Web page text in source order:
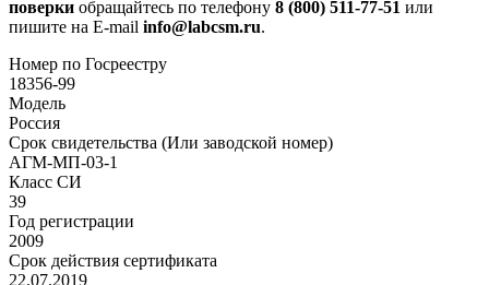
поверки обращайтесь по телефону 8 (800) 511-77-51 или
пишите на E-mail info@labcsm.ru.
Номер по Госреестру
18356-99
Модель
Россия
Срок свидетельства (Или заводской номер)
АГМ-МП-03-1
Класс СИ
39
Год регистрации
2009
Срок действия сертификата
22.07.2019